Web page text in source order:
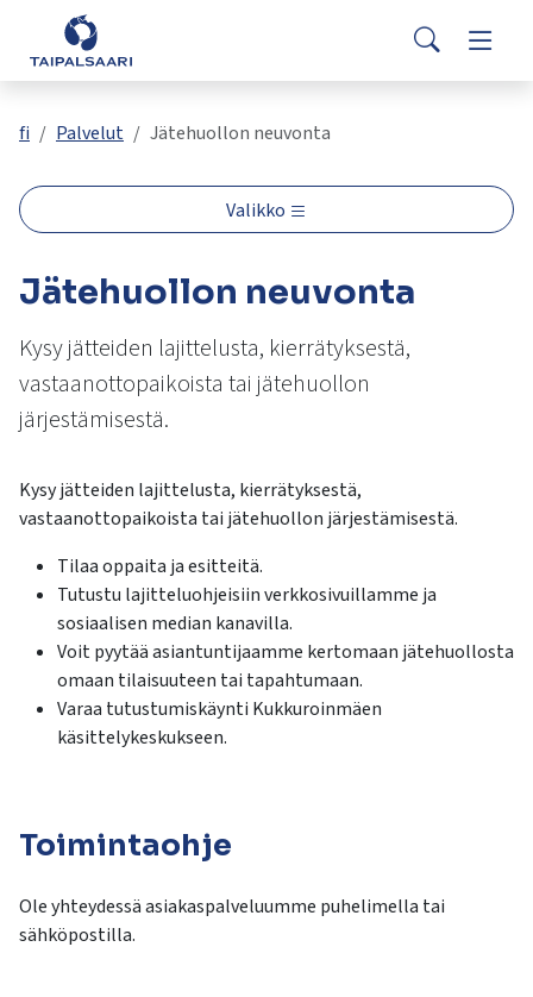
Siirry pääsisältöön
Palaute
Yhteystiedot
Search
Valitse
oleva
ylös-
ja
Siirry
valittuun
hakutulokseen
painamalla
enteriä.
Kosketuslaitteiden
voivat
käyttää
pyyhkäisyliikkeitä.
Asuminen ja rakentaminen
Opetus ja kasvatus
Hyvinvointi ja terveys
Kulttuuri ja vapaa-aika
Kunta ja päätöksenteko
Työ ja yrittäminen
fi Palvelut Jätehuollon neuvonta
Valikko
Jätehuollon neuvonta
Kysy jätteiden lajittelusta, kierrätyksestä,
vastaanottopaikoista tai jätehuollon
järjestämisestä.
Kysy jätteiden lajittelusta, kierrätyksestä,
vastaanottopaikoista tai jätehuollon järjestämisestä.
Tilaa oppaita ja esitteitä.
Tutustu lajitteluohjeisiin verkkosivuillamme ja
sosiaalisen median kanavilla.
Voit pyytää asiantuntijaamme kertomaan jätehuollosta
omaan tilaisuuteen tai tapahtumaan.
Varaa tutustumiskäynti Kukkuroinmäen
käsittelykeskukseen.
Toimintaohje
Ole yhteydessä asiakaspalveluumme puhelimella tai
sähköpostilla.